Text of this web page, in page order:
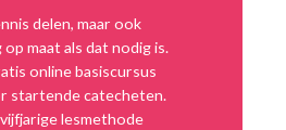
delen, maar ook
maat als dat nodig is.
online basiscursus
startende catecheten.
lesmethode